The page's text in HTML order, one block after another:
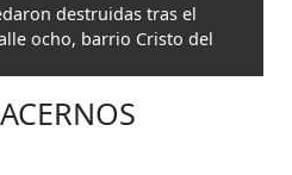
destruidas tras el
ocho, barrio Cristo del